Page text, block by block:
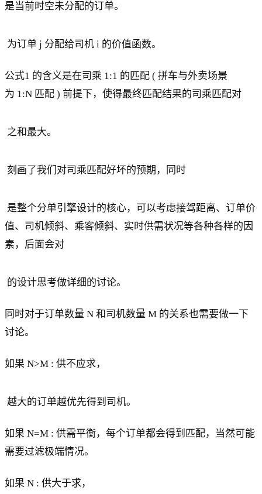
是当前时空未分配的订单。
为订单 j 分配给司机 i 的价值函数。
公式1 的含义是在司乘 1:1 的匹配 ( 拼车与外卖场景
为 1:N 匹配 ) 前提下，使得最终匹配结果的司乘匹配对
之和最大。
刻画了我们对司乘匹配好坏的预期，同时
是整个分单引擎设计的核心，可以考虑接驾距离、订单价
值、司机倾斜、乘客倾斜、实时供需状况等各种各样的因
素，后面会对
的设计思考做详细的讨论。
同时对于订单数量 N 和司机数量 M 的关系也需要做一下
讨论。
如果 N>M : 供不应求，
越大的订单越优先得到司机。
如果 N=M : 供需平衡，每个订单都会得到匹配，当然可能
需要过滤极端情况。
如果 N : 供大于求，